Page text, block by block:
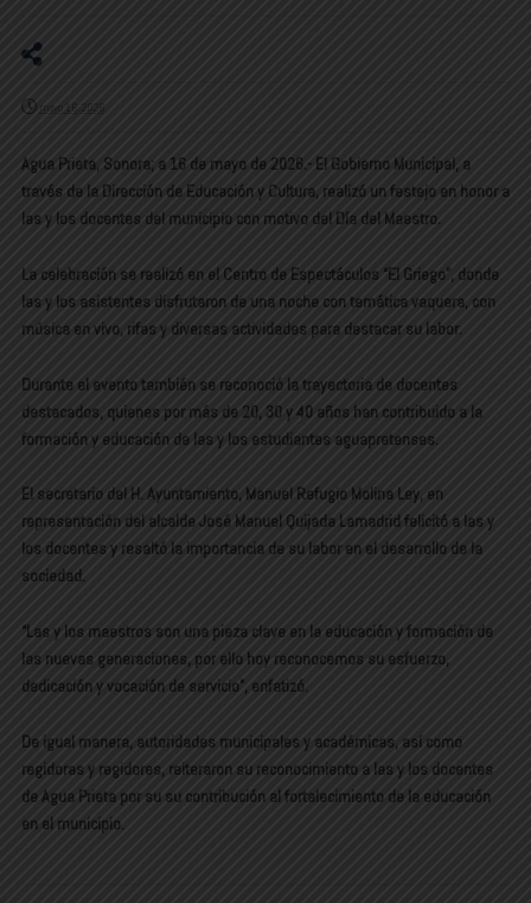
mayo 16, 2026
Agua Prieta, Sonora; a 16 de mayo de 2026.- El Gobierno Municipal, a
través de la Dirección de Educación y Cultura, realizó un festejo en honor a
las y los docentes del municipio con motivo del Día del Maestro.
La celebración se realizó en el Centro de Espectáculos “El Griego”, donde
las y los asistentes disfrutaron de una noche con temática vaquera, con
música en vivo, rifas y diversas actividades para destacar su labor.
Durante el evento también se reconoció la trayectoria de docentes
destacados, quienes por más de 20, 30 y 40 años han contribuido a la
formación y educación de las y los estudiantes aguapretenses.
El secretario del H. Ayuntamiento, Manuel Refugio Molina Ley, en
representación del alcalde José Manuel Quijada Lamadrid felicitó a las y
los docentes y resaltó la importancia de su labor en el desarrollo de la
sociedad.
“Las y los maestros son una pieza clave en la educación y formación de
las nuevas generaciones, por ello hoy reconocemos su esfuerzo,
dedicación y vocación de servicio”, enfatizó.
De igual manera, autoridades municipales y académicas, así como
regidoras y regidores, reiteraron su reconocimiento a las y los docentes
de Agua Prieta por su su contribución al fortalecimiento de la educación
en el municipio.